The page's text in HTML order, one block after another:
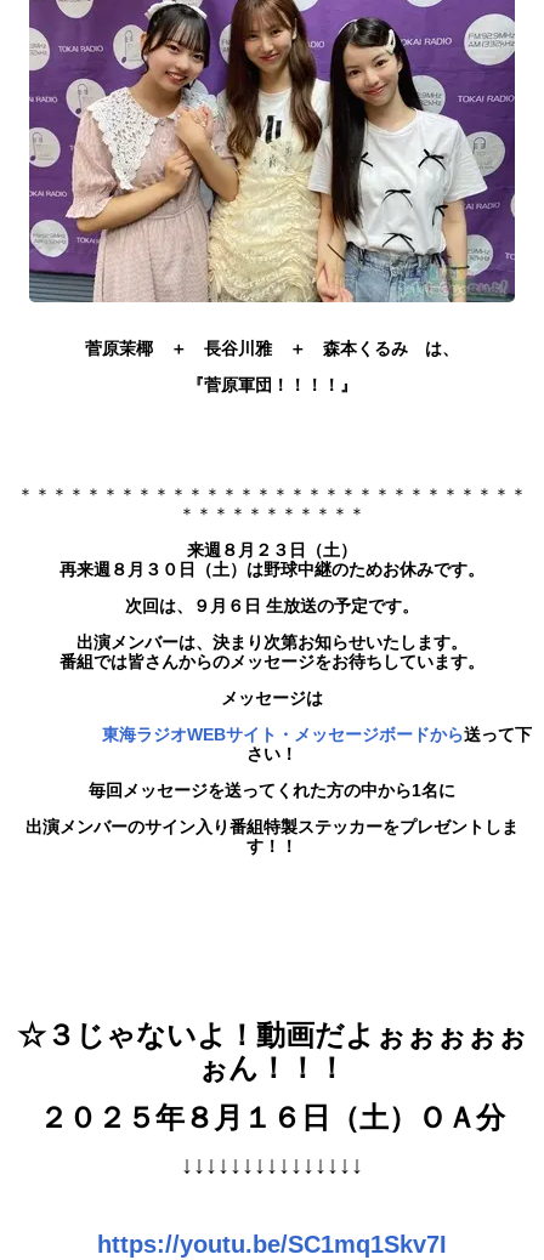
菅原茉椰 ＋ 長谷川雅 ＋ 森本くるみ は、
『菅原軍団！！！！』
＊＊＊＊＊＊＊＊＊＊＊＊＊＊＊＊＊＊＊＊＊＊＊＊＊＊＊＊＊＊
＊＊＊＊＊＊＊＊＊＊＊
来週８月２３ 日（土）
再来週８月３０日（土）は野球中継のためお休みです。
次回は、９月６日 生放送の予定です。
出演メンバーは、決まり次第お知らせいたします。
番組では皆さんからのメッセージをお待ちしています。
メッセージは
東海ラジオWEBサイト・メッセージボードから送って下
さい！
毎回メッセージを送ってくれた方の中から1名に
出演メンバーのサイン入り番組特製ステッカーをプレゼントしま
す！！
☆３じゃないよ！動画だよぉぉぉぉぉ
ぉん！！！
２０２５年８月１６ 日（土）ＯＡ分
↓↓↓↓↓↓↓↓↓↓↓↓↓↓↓
https://youtu.be/SC1mq1Skv7I